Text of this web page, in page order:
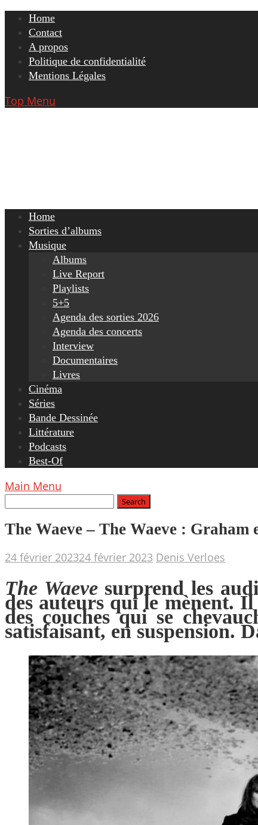
Skip
content
Home
Contact
A propos
Politique de confidentialité
Mentions Légales
Top Menu
Home
Sorties d’albums
Musique
Albums
Live Report
Playlists
5+5
Agenda des sorties 2026
Agenda des concerts
Interview
Documentaires
Livres
Cinéma
Séries
Bande Dessinée
Littérature
Podcasts
Best-Of
Main Menu
The Waeve – The Waeve : Graham
24 février 202324 février 2023 Denis Verloes
The Waevesurprend les
des auteurs qui le mènent.
des couches qui se
satisfaisant, en suspension.